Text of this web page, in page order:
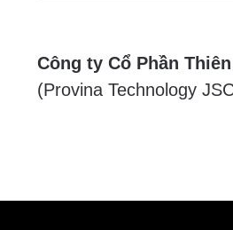
Công ty Cổ Phần
(Provina Technology